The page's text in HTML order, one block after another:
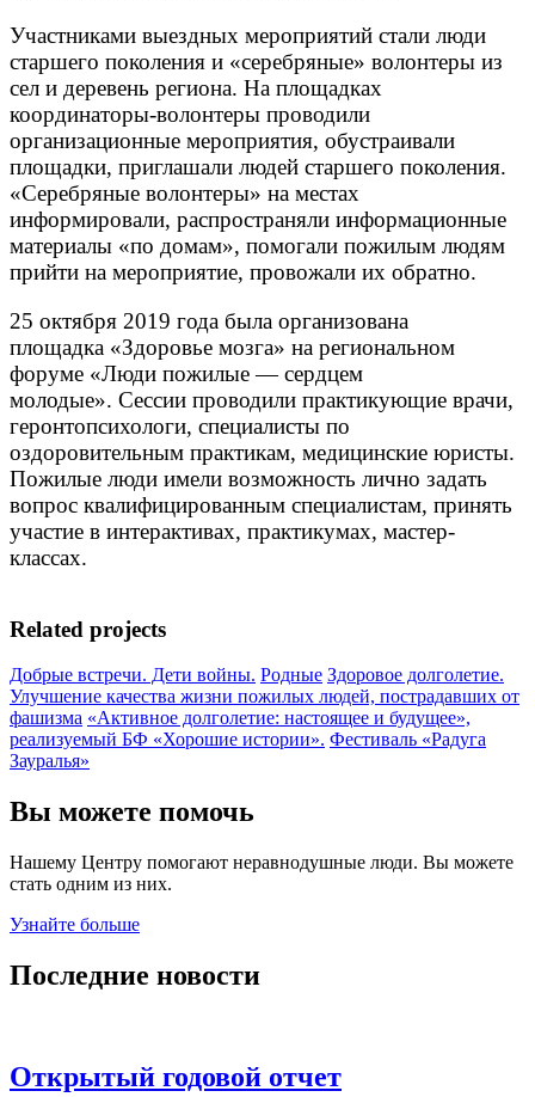
Участниками выездных мероприятий стали люди
старшего поколения и «серебряные» волонтеры из
сел и деревень региона. На площадках
координаторы-волонтеры проводили
организационные мероприятия, обустраивали
площадки, приглашали людей старшего поколения.
«Серебряные волонтеры» на местах
информировали, распространяли информационные
материалы «по домам», помогали пожилым людям
прийти на мероприятие, провожали их обратно.
25 октября 2019 года была организована
площадка «Здоровье мозга» на региональном
форуме «Люди пожилые — сердцем
молодые». Сессии проводили практикующие врачи,
геронтопсихологи, специалисты по
оздоровительным практикам, медицинские юристы.
Пожилые люди имели возможность лично задать
вопрос квалифицированным специалистам, принять
участие в интерактивах, практикумах, мастер-
классах.
Related projects
Добрые встречи. Дети войны. Родные Здоровое долголетие.
Улучшение качества жизни пожилых людей, пострадавших от
фашизма «Активное долголетие: настоящее и будущее»,
реализуемый БФ «Хорошие истории». Фестиваль «Радуга
Зауралья»
Вы можете помочь
Нашему Центру помогают неравнодушные люди. Вы можете
стать одним из них.
Узнайте больше
Последние новости
Открытый годовой отчет